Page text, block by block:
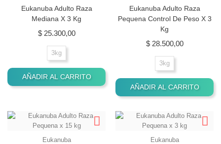
Eukanuba Adulto Raza
Mediana X 3 Kg
$ 25.300,00Precio
3kg
AÑADIR AL CARRITO
Eukanuba Adulto Raza
Pequena Control De Peso X 3
Kg
$ 28.500,00Precio
3kg
AÑADIR AL CARRITO
Eukanuba Eukanuba